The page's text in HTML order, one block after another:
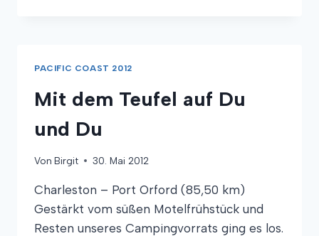
PACIFIC COAST 2012
Mit dem Teufel auf Du
und Du
Von Birgit 30. Mai 2012
Charleston – Port Orford (85,50 km)
Gestärkt vom süßen Motelfrühstück und
Resten unseres Campingvorrats ging es los.